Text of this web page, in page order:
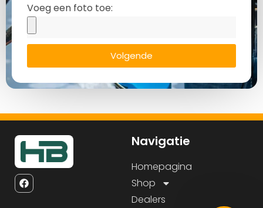
Voeg een foto toe:
Volgende
Navigatie
Homepagina
Shop
Dealers